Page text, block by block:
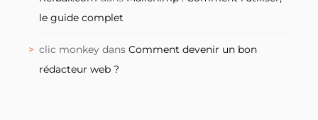
le guide complet
clic monkey dans Comment devenir un bon
rédacteur web ?